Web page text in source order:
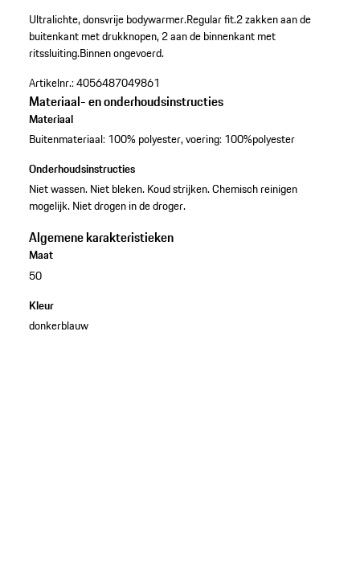
Ultralichte, donsvrije bodywarmer.Regular fit.2 zakken aan de
buitenkant met drukknopen, 2 aan de binnenkant met
ritssluiting.Binnen ongevoerd.
Artikelnr.:4056487049861
Materiaal- en onderhoudsinstructies
Materiaal
Buitenmateriaal: 100% polyester, voering: 100%polyester
Onderhoudsinstructies
Niet wassen. Niet bleken. Koud strijken. Chemisch reinigen
mogelijk. Niet drogen in de droger.
Algemene karakteristieken
Maat
50
Kleur
donkerblauw